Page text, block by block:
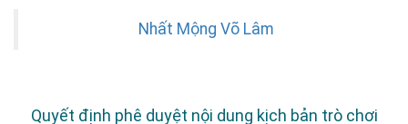
Nhất Mộng Võ Lâm
Quyết định phê duyệt nội dung kịch bản trò chơi